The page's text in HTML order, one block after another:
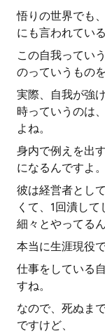
悟りの世界でも
にも言われてい
この自我ってい
のっていうもの
実際、自我が強
時っていうのは
よね。
身内で例えを出
になるんですよ。
彼は経営者とし
くて、1回潰し
細々とやってる
本当に生涯現役
仕事をしている
すね。
なので、死ぬま
ですけど、